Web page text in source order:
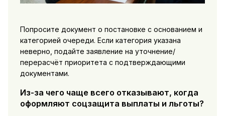
Попросите документ о постановке с основанием и
категорией очереди. Если категория указана
неверно, подайте заявление на уточнение/
перерасчёт приоритета с подтверждающими
документами.
Из-за чего чаще всего отказывают, когда
оформляют соцзащита выплаты и льготы?